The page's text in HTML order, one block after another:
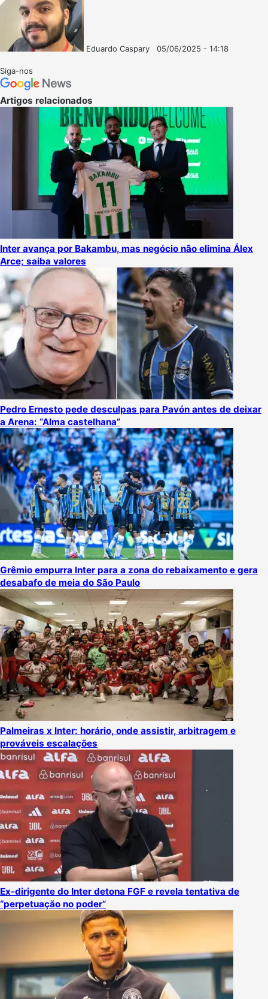
Eduardo Caspary
05/06/2025 - 14:18
Siga-nos
Artigos relacionados
Inter avança por Bakambu, mas negócio não elimina Álex
Arce; saiba valores
Pedro Ernesto pede desculpas para Pavón antes de deixar
a Arena: “Alma castelhana”
Grêmio empurra Inter para a zona do rebaixamento e gera
desabafo de meia do São Paulo
Palmeiras x Inter: horário, onde assistir, arbitragem e
prováveis escalações
Ex-dirigente do Inter detona FGF e revela tentativa de
“perpetuação no poder”